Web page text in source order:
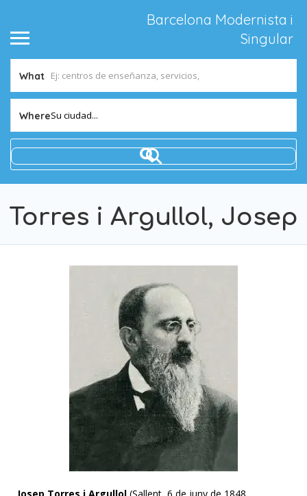
Barcelona Modernista i
Singular
What
WhereSu ciudad...
Torres i Argullol, Josep